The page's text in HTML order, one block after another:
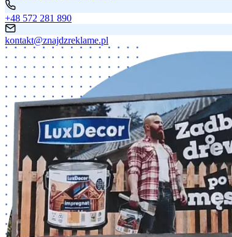
+48 572 281 890
kontakt@znajdzreklame.pl